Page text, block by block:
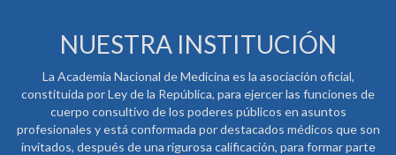
NUESTRA INSTITUCIÓN
La Academia Nacional de Medicina es la asociación oficial,
constituida por Ley de la República, para ejercer las funciones de
cuerpo consultivo de los poderes públicos en asuntos
profesionales y está conformada por destacados médicos que son
invitados, después de una rigurosa calificación, para formar parte